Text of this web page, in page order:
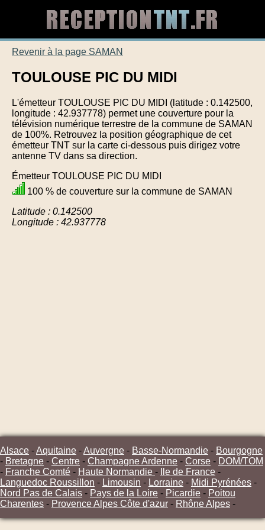
Revenir à la page SAMAN
TOULOUSE PIC DU MIDI
L'émetteur TOULOUSE PIC DU MIDI (latitude : 0.142500,
longitude : 42.937778) permet une couverture pour la
télévision numérique terrestre de la commune de SAMAN
de 100%. Retrouvez la position géographique de cet
émetteur TNT sur la carte ci-dessous puis dirigez votre
antenne TV dans sa direction.
Émetteur TOULOUSE PIC DU MIDI
100 % de couverture sur la commune de SAMAN
Latitude : 0.142500
Longitude : 42.937778
Alsace -Aquitaine -Auvergne - Basse-Normandie - Bourgogne
- Bretagne - Centre - Champagne Ardenne - Corse - DOM/TOM
- Franche Comté - Haute Normandie - Ile de France -
Languedoc Roussillon - Limousin - Lorraine - Midi Pyrénées -
Nord Pas de Calais - Pays de la Loire - Picardie - Poitou
Charentes - Provence Alpes Côte d'azur - Rhône Alpes -